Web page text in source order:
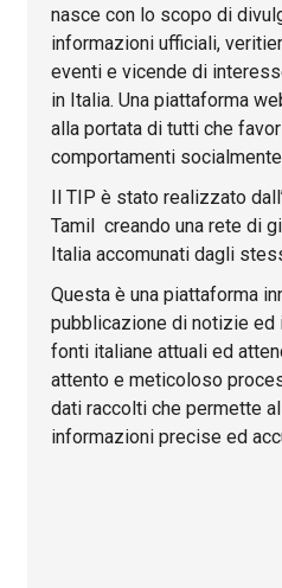
nasce con lo scopo di
informazioni ufficiali,
eventi e vicende di
in Italia. Una piattaforma
alla portata di tutti che
comportamenti
Il TIP è stato realizzato
Tamil creando una rete di
Italia accomunati dagli
Questa è una piattaforma
pubblicazione di notizie ed
fonti italiane attuali ed
attento e meticoloso
dati raccolti che permette
informazioni precise ed